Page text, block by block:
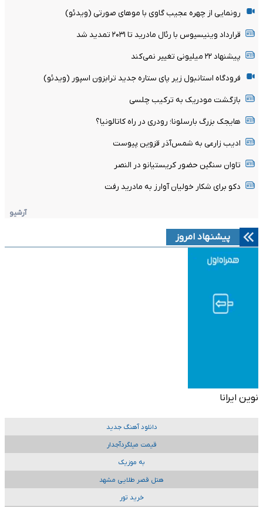
رونمایی از چهره عجیب گاوی با موهای صورتی (ویدئو)
قرارداد وینیسیوس با رئال مادرید تا ۲۰۳۱ تمدید شد
پیشنهاد ۲۲ میلیونی تغییر نمی‌کند
فرودگاه استانبول زیر پای ستاره جدید ترابزون اسپور (ویدئو)
بازگشت مودریک به ترکیب چلسی
هایجک بزرگ بارسلونا؛ رودری در راه کاتالونیا؟
ادیب زارعی به شمس‌آذر قزوین پیوست
تاوان سنگین حضور کریستیانو در النصر
دکو برای شکار خولیان آوارز به مادرید رفت
آرشیو
پیشنهاد امروز
نوین ایرانا
دانلود آهنگ جدید
قیمت میلگردآجدار
به موزیک
هتل قصر طلایی مشهد
خرید تور